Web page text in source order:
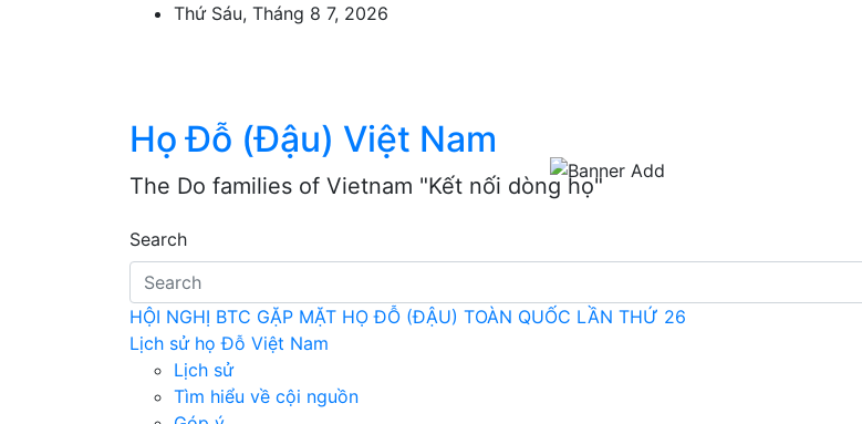
Thứ Sáu, Tháng 8 7, 2026
Họ Đỗ (Đậu) Việt Nam
The Do families of Vietnam "Kết nối dòng họ"
Search
HỘI NGHỊ BTC GẶP MẶT HỌ ĐỖ (ĐẬU) TOÀN QUỐC LẦN THỨ 26
Lịch sử họ Đỗ Việt Nam
Lịch sử
Tìm hiểu về cội nguồn